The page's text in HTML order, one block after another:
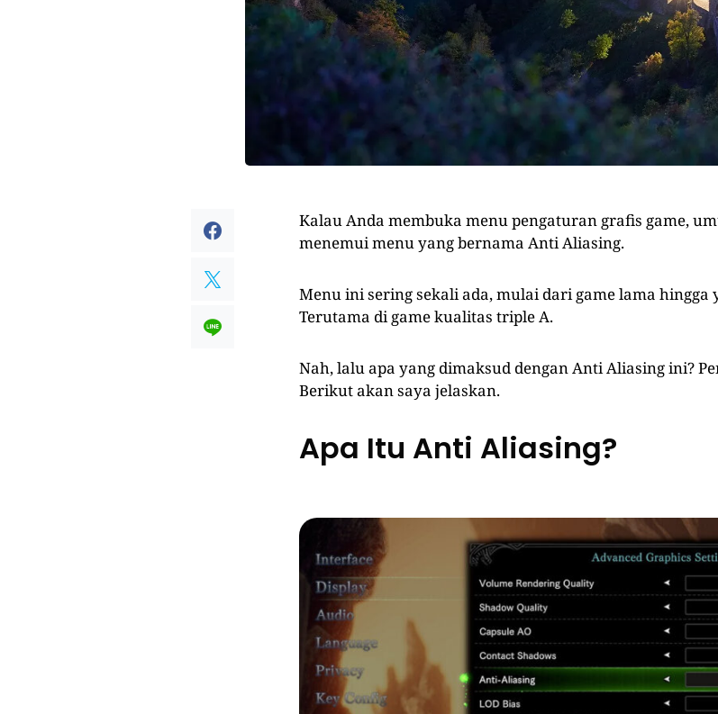
Kalau Anda membuka menu pengaturan grafis game,
menemui menu yang bernama Anti Aliasing.
Menu ini sering sekali ada, mulai dari game lama
Terutama di game kualitas triple A.
Nah, lalu apa yang dimaksud dengan Anti Aliasing ini?
Berikut akan saya jelaskan.
Apa Itu Anti Aliasing?